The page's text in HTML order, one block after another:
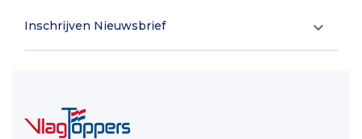
Inschrijven Nieuwsbrief 